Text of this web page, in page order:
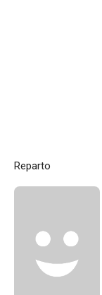
Reparto